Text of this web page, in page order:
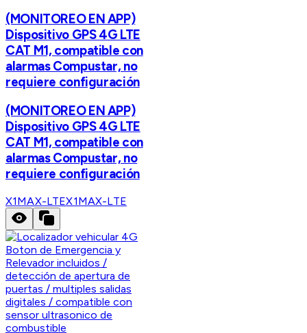
(MONITOREO EN APP)
Dispositivo GPS 4G LTE
CAT M1, compatible con
alarmas Compustar, no
requiere configuración
(MONITOREO EN APP)
Dispositivo GPS 4G LTE
CAT M1, compatible con
alarmas Compustar, no
requiere configuración
X1MAX-LTEX1MAX-LTE